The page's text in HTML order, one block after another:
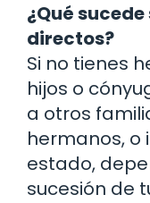
¿Qué
directos?
Si no tienes
hijos o
a otros
hermanos, o
estado,
sucesión de